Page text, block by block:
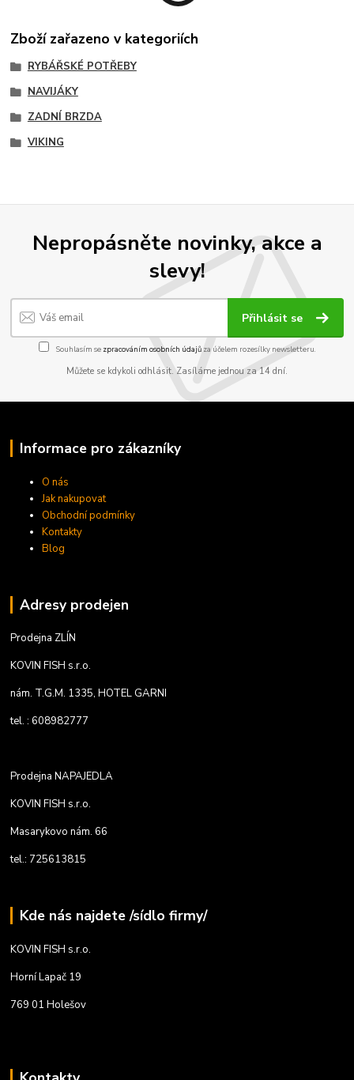
Zboží zařazeno v kategoriích
RYBÁŘSKÉ POTŘEBY
NAVIJÁKY
ZADNÍ BRZDA
VIKING
Nepropásněte novinky, akce a
slevy!
Přihlásit se
Souhlasím se zpracováním osobních údajůza účelem rozesílky newsletteru.
Můžete se kdykoli odhlásit. Zasíláme jednou za 14 dní.
Informace pro zákazníky
O nás
Jak nakupovat
Obchodní podmínky
Kontakty
Blog
Adresy prodejen
Prodejna ZLÍN
KOVIN FISH s.r.o.
nám. T.G.M. 1335, HOTEL GARNI
tel. : 608982777
Prodejna NAPAJEDLA
KOVIN FISH s.r.o.
Masarykovo nám. 66
tel.: 725613815
Kde nás najdete /sídlo firmy/
KOVIN FISH s.r.o.
Horní Lapač 19
769 01 Holešov